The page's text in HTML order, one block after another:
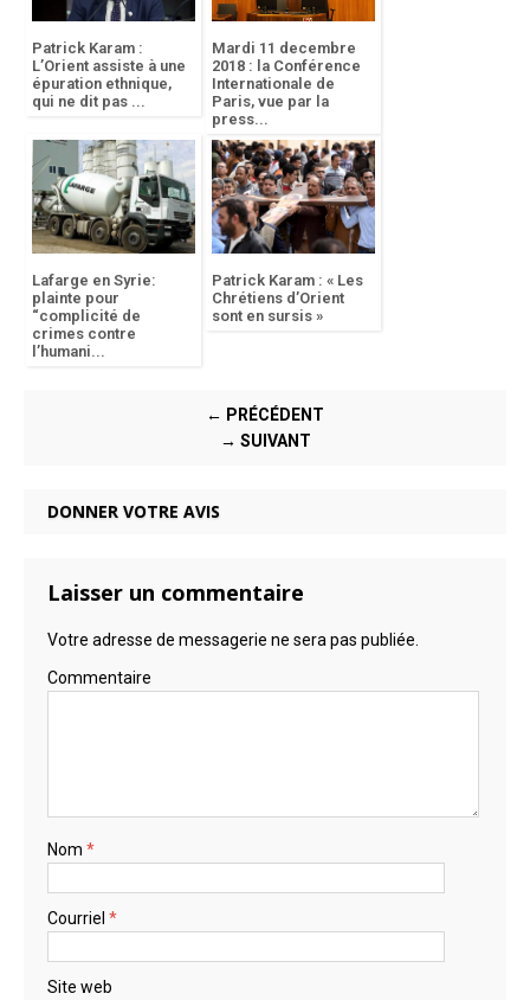
Patrick Karam :
L’Orient assiste à une
épuration ethnique,
qui ne dit pas ...
Mardi 11 decembre
2018 : la Conférence
Internationale de
Paris, vue par la
press...
Lafarge en Syrie:
plainte pour
“complicité de
crimes contre
l’humani...
Patrick Karam : « Les
Chrétiens d’Orient
sont en sursis »
← PRÉCÉDENT
→ SUIVANT
DONNER VOTRE AVIS
Laisser un commentaire
Votre adresse de messagerie ne sera pas publiée.
Commentaire
Nom *
Courriel *
Site web